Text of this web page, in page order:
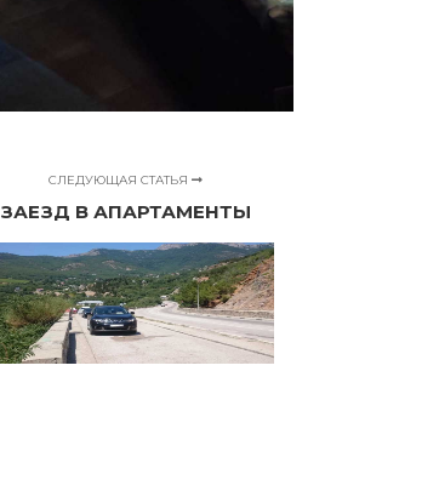
СЛЕДУЮЩАЯ СТАТЬЯ
ЗАЕЗД В АПАРТАМЕНТЫ